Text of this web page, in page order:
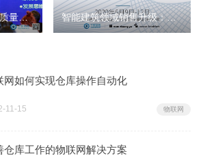
赵济安：智能工程高质量提升持续的若干明示和探讨 智能建筑领域销售升级：从卖产品到卖方案
网如何实现仓库操作自动化
11-15 物联网
仓库工作的物联网解决方案